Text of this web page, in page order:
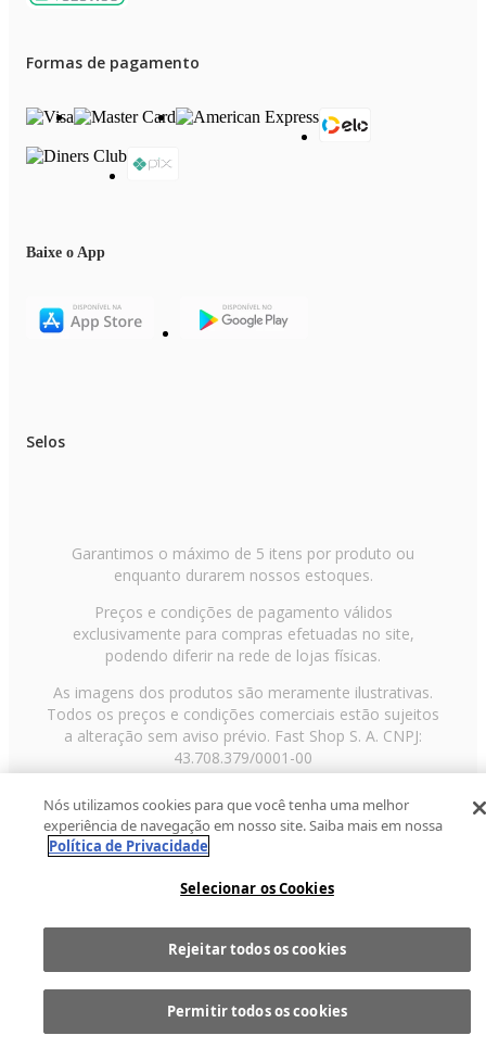
Comprar
Formas de pagamento
Baixe o App
Selos
Garantimos o máximo de 5 itens por produto ou
enquanto durarem nossos estoques.
Preços e condições de pagamento válidos
exclusivamente para compras efetuadas no site,
podendo diferir na rede de lojas físicas.
As imagens dos produtos são meramente ilustrativas.
Todos os preços e condições comerciais estão sujeitos
a alteração sem aviso prévio. Fast Shop S. A. CNPJ:
43.708.379/0001-00
Avenida Zaki Narchi, nº 1650, sobreloja, Carandiru, São
Paulo/SP, CEP 02029-001, Telefone: 11 3003-3728 ©
2013 Fast Shop - Todos os direitos reservadosRF
Nós utilizamos cookies para que você tenha uma melhor
experiência de navegação em nosso site. Saiba mais em nossa
Política de Privacidade
Selecionar os Cookies
Rejeitar todos os cookies
Permitir todos os cookies